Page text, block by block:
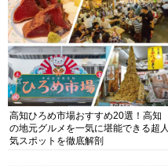
高知ひろめ市場おすすめ20選！高知
の地元グルメを一気に堪能できる超人
気スポットを徹底解剖